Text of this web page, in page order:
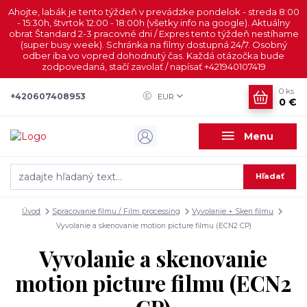
Ahojte, labák je tento týždeň v prevádzke pondelok - streda 8:00
- 15:30h, štvrtok 12:00 - 18:00h (všetky info na google). Aktuálny
obrat Štandard 2-3 pracovné dni / Expres tento týždeň nestíhame
(super busy week). Schránka na filmy dostupná 24/7. Osobný
odber iba vo vopred dohodnutý čas. Každá otázočka bude
zodpovedaná, stačí zavolať / napísať +421940107419
Menu
EUR
Hľadať
+420607408953
0 ks
0 €
Úvod Spracovanie filmu / Film processing
Vyvolanie + Sken filmu
Vyvolanie a skenovanie motion picture filmu (ECN2 CP)
Vyvolanie a skenovanie
motion picture filmu (ECN2